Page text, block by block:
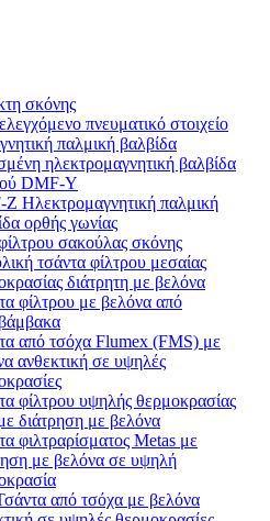
σκόνης
πνευματικό στοιχείο
παλμική βαλβίδα
ηλεκτρομαγνητική βαλβίδα
DMF-Y
Ηλεκτρομαγνητική παλμική
ορθής γωνίας
σακούλας σκόνης
τσάντα φίλτρου μεσαίας
διάτρητη με βελόνα
φίλτρου με βελόνα από
από τσόχα Flumex (FMS) με
ανθεκτική σε υψηλές
φίλτρου υψηλής θερμοκρασίας
διάτρηση με βελόνα
φιλτραρίσματος Metas με
με βελόνα σε υψηλή
από τσόχα με βελόνα